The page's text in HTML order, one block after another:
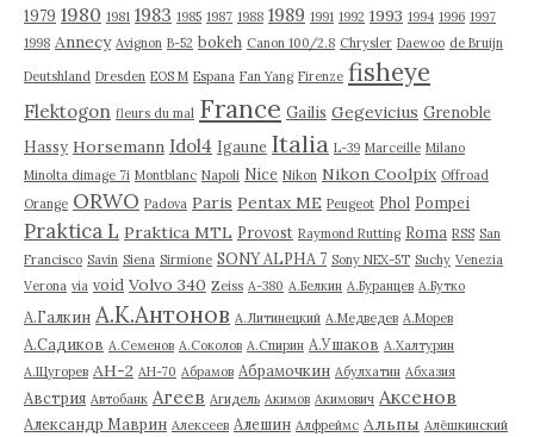
1979 1980 1981 1983 1985 1987 1988 1989 1991 1992 1993 1994 1996 1997
1998 Annecy Avignon B-52 bokeh Canon 100/2.8 Chrysler Daewoo de Bruijn
Deutshland Dresden EOS M Espana Fan Yang Firenze fisheye
Flektogon fleurs du mal France Gailis Gegevicius Grenoble
Hassy Horsemann Idol4 Igaune Italia L-39 Marceille Milano
Minolta dimage 7i Montblanc Napoli Nice Nikon Nikon Coolpix Offroad
Orange ORWO Padova Paris Pentax ME Peugeot Phol Pompei
Praktica L Praktica MTL Provost Raymond Rutting Roma RSS San
Francisco Savin Siena Sirmione SONY ALPHA 7 Sony NEX-5T Suchy Venezia
Verona via void Volvo 340 Zeiss А-380 А.Белкин А.Буранцев А.Бутко
А.Галкин А.К.Антонов А.Литинецкий А.Медведев А.Морев
А.Садиков А.Семенов А.Соколов А.Спирин А.Ушаков А.Халтурин
А.Щугорев АН-2 АН-70 Абрамов Абрамочкин Абулхатин Абхазия
Австрия Автобанк Агеев Агидель Акимов Акимович Аксенов
Александр Маврин Алексеев Алешин Алфреймс Альпы Алёшкинский